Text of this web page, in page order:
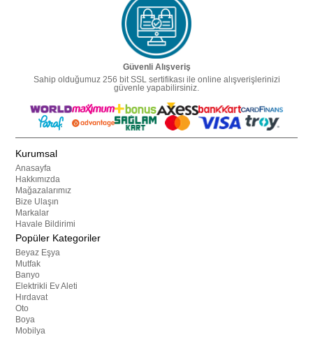
Güvenli Alışveriş
Sahip olduğumuz 256 bit SSL sertifikası ile online alışverişlerinizi
güvenle yapabilirsiniz.
Kurumsal
Anasayfa
Hakkımızda
Mağazalarımız
Bize Ulaşın
Markalar
Havale Bildirimi
Popüler Kategoriler
Beyaz Eşya
Mutfak
Banyo
Elektrikli Ev Aleti
Hırdavat
Oto
Boya
Mobilya